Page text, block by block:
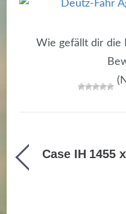
Wie gefällt dir die
Case IH 1455